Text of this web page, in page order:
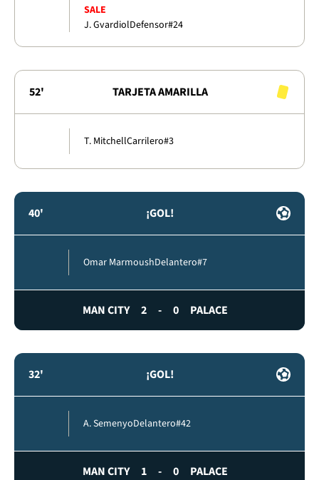
SALE
J. GvardiolDefensor#24
52' TARJETA AMARILLA
T. MitchellCarrilero#3
40' ¡GOL!
Omar MarmoushDelantero#7
MAN CITY 2 - 0 PALACE
32' ¡GOL!
A. SemenyoDelantero#42
MAN CITY 1 - 0 PALACE